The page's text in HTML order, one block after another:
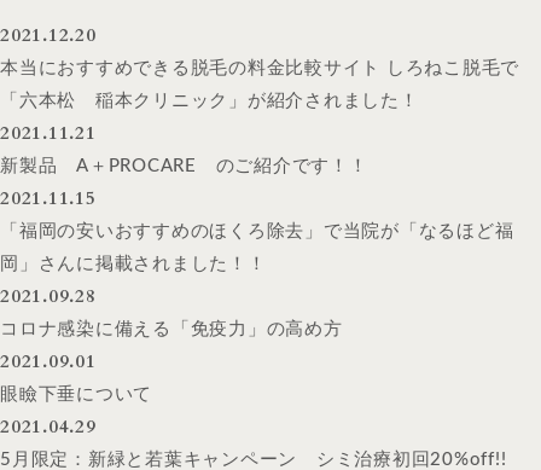
2021.12.20
本当におすすめできる脱毛の料金比較サイト しろねこ脱毛で
「六本松 稲本クリニック」が紹介されました！
2021.11.21
新製品 A＋PROCARE のご紹介です！！
2021.11.15
「福岡の安いおすすめのほくろ除去」で当院が「なるほど福
岡」さんに掲載されました！！
2021.09.28
コロナ感染に備える「免疫力」の高め方
2021.09.01
眼瞼下垂について
2021.04.29
5月限定：新緑と若葉キャンペーン シミ治療初回20%off!!